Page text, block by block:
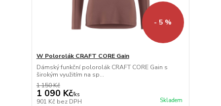
- 5 %
W Polorolák CRAFT CORE Gain
Dámský funkční polorolák CRAFT CORE Gain s
širokým využitím na sp...
1 150 Kč
1 090 Kč/ks
901 Kč bez DPH Skladem